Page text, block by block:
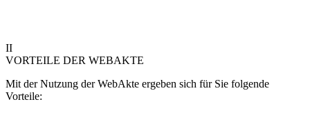
II
VORTEILE DER WEBAKTE
Mit der Nutzung der WebAkte ergeben sich für Sie folgende
Vorteile: